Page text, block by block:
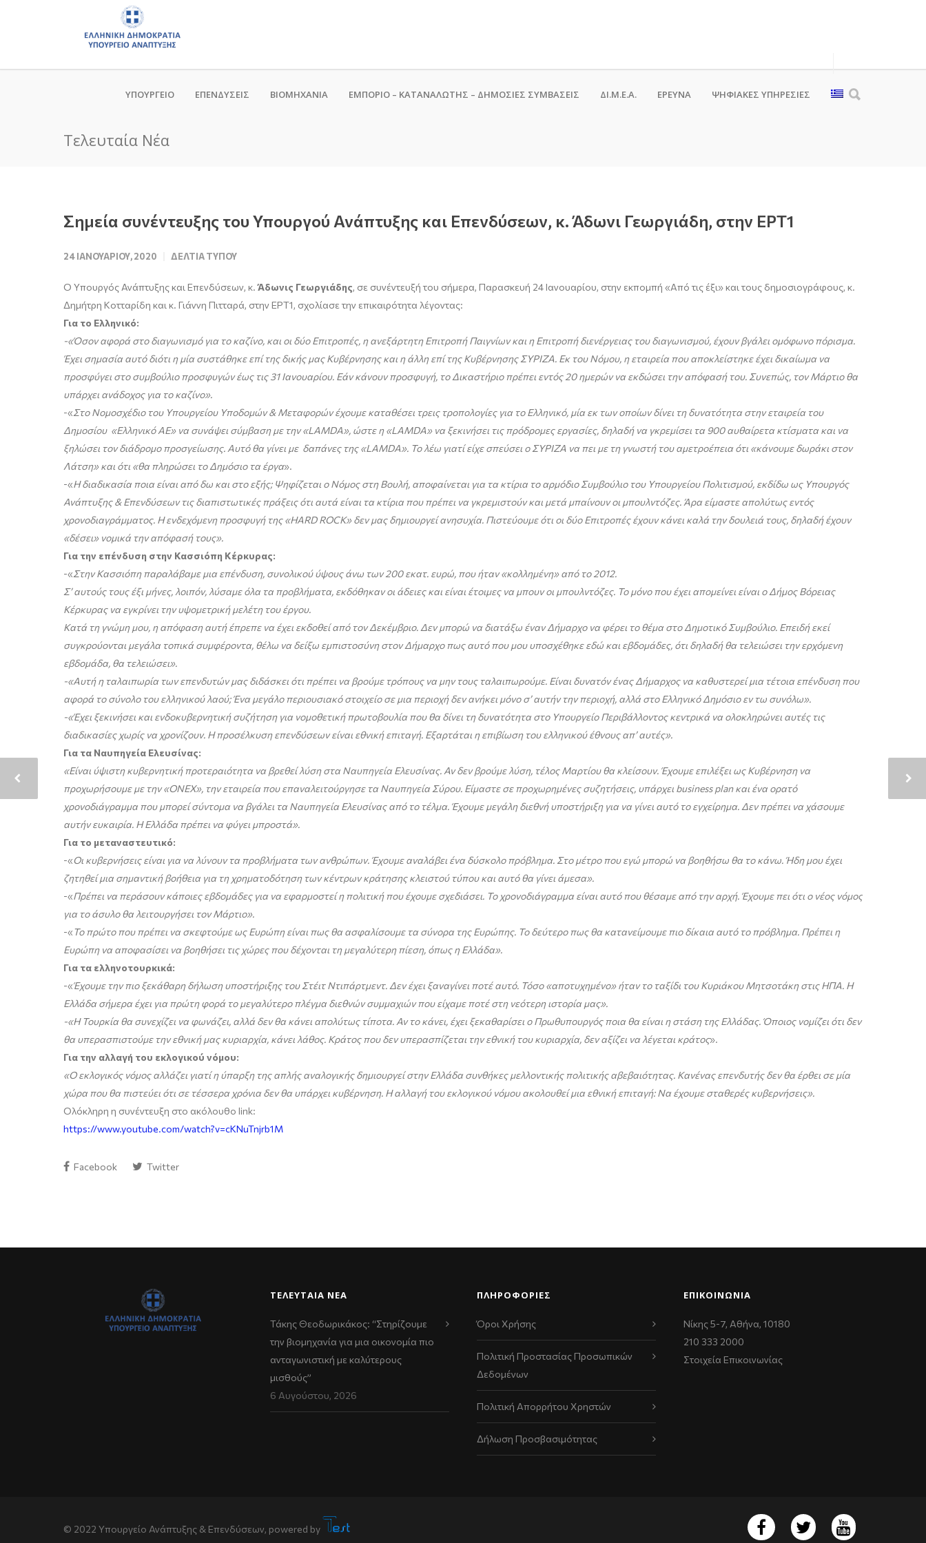
ΥΠΟΥΡΓΕΙΟ ΕΠΕΝΔΥΣΕΙΣ ΒΙΟΜΗΧΑΝΙΑ ΕΜΠΟΡΙΟ – ΚΑΤΑΝΑΛΩΤΗΣ – ΔΗΜΟΣΙΕΣ ΣΥΜΒΑΣΕΙΣ ΔΙ.Μ.Ε.Α. ΕΡΕΥΝΑ ΨΗΦΙΑΚΈΣ ΥΠΗΡΕΣΊΕΣ
Τελευταία Νέα
Σημεία συνέντευξης του Υπουργού Ανάπτυξης και Επενδύσεων, κ. Άδωνι Γεωργιάδη, στην ΕΡΤ1
24 ΙΑΝΟΥΑΡΊΟΥ, 2020 ΔΕΛΤΊΑ ΤΎΠΟΥ
Ο Υπουργός Ανάπτυξης και Επενδύσεων, κ.Άδωνις Γεωργιάδης, σε συνέντευξή του σήμερα, Παρασκευή 24 Ιανουαρίου, στην εκπομπή «Από τις έξι» και τους δημοσιογράφους, κ.
Δημήτρη Κοτταρίδη και κ. Γιάννη Πιτταρά, στην ΕΡΤ1, σχολίασε την επικαιρότητα λέγοντας:
Για το Ελληνικό:
-«Όσον αφορά στο διαγωνισμό για το καζίνο, και οι δύο Επιτροπές, η ανεξάρτητη Επιτροπή Παιγνίων και η Επιτροπή διενέργειας του διαγωνισμού, έχουν βγάλει ομόφωνο πόρισμα.
Έχει σημασία αυτό διότι η μία συστάθηκε επί της δικής μας Κυβέρνησης και η άλλη επί της Κυβέρνησης ΣΥΡΙΖΑ. Εκ του Νόμου, η εταιρεία που αποκλείστηκε έχει δικαίωμα να
προσφύγει στο συμβούλιο προσφυγών έως τις 31 Ιανουαρίου. Εάν κάνουν προσφυγή, το Δικαστήριο πρέπει εντός 20 ημερών να εκδώσει την απόφασή του. Συνεπώς, τον Μάρτιο θα
υπάρχει ανάδοχος για το καζίνο».
-«Στο Νομοσχέδιο του Υπουργείου Υποδομών & Μεταφορών έχουμε καταθέσει τρεις τροπολογίες για το Ελληνικό, μία εκ των οποίων δίνει τη δυνατότητα στην εταιρεία του
Δημοσίου «Ελληνικό ΑΕ» να συνάψει σύμβαση με την «LAMDA», ώστε η «LAMDA» να ξεκινήσει τις πρόδρομες εργασίες, δηλαδή να γκρεμίσει τα 900 αυθαίρετα κτίσματα και να
ξηλώσει τον διάδρομο προσγείωσης. Αυτό θα γίνει με δαπάνες της «LAMDA». Το λέω γιατί είχε σπεύσει ο ΣΥΡΙΖΑ να πει με τη γνωστή του αμετροέπεια ότι «κάνουμε δωράκι στον
Λάτση» και ότι «θα πληρώσει το Δημόσιο τα έργα».
-«Η διαδικασία ποια είναι από δω και στο εξής; Ψηφίζεται ο Νόμος στη Βουλή, αποφαίνεται για τα κτίρια το αρμόδιο Συμβούλιο του Υπουργείου Πολιτισμού, εκδίδω ως Υπουργός
Ανάπτυξης & Επενδύσεων τις διαπιστωτικές πράξεις ότι αυτά είναι τα κτίρια που πρέπει να γκρεμιστούν και μετά μπαίνουν οι μπουλντόζες. Άρα είμαστε απολύτως εντός
χρονοδιαγράμματος. Η ενδεχόμενη προσφυγή της «HARD ROCK» δεν μας δημιουργεί ανησυχία. Πιστεύουμε ότι οι δύο Επιτροπές έχουν κάνει καλά την δουλειά τους, δηλαδή έχουν
«δέσει» νομικά την απόφασή τους».
Για την επένδυση στην Κασσιόπη Κέρκυρας:
-«Στην Κασσιόπη παραλάβαμε μια επένδυση, συνολικού ύψους άνω των 200 εκατ. ευρώ, που ήταν «κολλημένη» από το 2012.
Σ’ αυτούς τους έξι μήνες, λοιπόν, λύσαμε όλα τα προβλήματα, εκδόθηκαν οι άδειες και είναι έτοιμες να μπουν οι μπουλντόζες. Το μόνο που έχει απομείνει είναι ο Δήμος Βόρειας
Κέρκυρας να εγκρίνει την υψομετρική μελέτη του έργου.
Κατά τη γνώμη μου, η απόφαση αυτή έπρεπε να έχει εκδοθεί από τον Δεκέμβριο. Δεν μπορώ να διατάξω έναν Δήμαρχο να φέρει το θέμα στο Δημοτικό Συμβούλιο. Επειδή εκεί
συγκρούονται μεγάλα τοπικά συμφέροντα, θέλω να δείξω εμπιστοσύνη στον Δήμαρχο πως αυτό που μου υποσχέθηκε εδώ και εβδομάδες, ότι δηλαδή θα τελειώσει την ερχόμενη
εβδομάδα, θα τελειώσει».
-«Αυτή η ταλαιπωρία των επενδυτών μας διδάσκει ότι πρέπει να βρούμε τρόπους να μην τους ταλαιπωρούμε. Είναι δυνατόν ένας Δήμαρχος να καθυστερεί μια τέτοια επένδυση που
αφορά το σύνολο του ελληνικού λαού; Ένα μεγάλο περιουσιακό στοιχείο σε μια περιοχή δεν ανήκει μόνο σ’ αυτήν την περιοχή, αλλά στο Ελληνικό Δημόσιο εν τω συνόλω».
-«Έχει ξεκινήσει και ενδοκυβερνητική συζήτηση για νομοθετική πρωτοβουλία που θα δίνει τη δυνατότητα στο Υπουργείο Περιβάλλοντος κεντρικά να ολοκληρώνει αυτές τις
διαδικασίες χωρίς να χρονίζουν. Η προσέλκυση επενδύσεων είναι εθνική επιταγή. Εξαρτάται η επιβίωση του ελληνικού έθνους απ’ αυτές».
Για τα Ναυπηγεία Ελευσίνας:
«Είναι ύψιστη κυβερνητική προτεραιότητα να βρεθεί λύση στα Ναυπηγεία Ελευσίνας. Αν δεν βρούμε λύση, τέλος Μαρτίου θα κλείσουν. Έχουμε επιλέξει ως Κυβέρνηση να
προχωρήσουμε με την «ΟΝΕΧ», την εταιρεία που επαναλειτούργησε τα Ναυπηγεία Σύρου. Είμαστε σε προχωρημένες συζητήσεις, υπάρχει business plan και ένα ορατό
χρονοδιάγραμμα που μπορεί σύντομα να βγάλει τα Ναυπηγεία Ελευσίνας από το τέλμα. Έχουμε μεγάλη διεθνή υποστήριξη για να γίνει αυτό το εγχείρημα. Δεν πρέπει να χάσουμε
αυτήν ευκαιρία. Η Ελλάδα πρέπει να φύγει μπροστά».
Για το μεταναστευτικό:
-«Οι κυβερνήσεις είναι για να λύνουν τα προβλήματα των ανθρώπων. Έχουμε αναλάβει ένα δύσκολο πρόβλημα. Στο μέτρο που εγώ μπορώ να βοηθήσω θα το κάνω. Ήδη μου έχει
ζητηθεί μια σημαντική βοήθεια για τη χρηματοδότηση των κέντρων κράτησης κλειστού τύπου και αυτό θα γίνει άμεσα».
-«Πρέπει να περάσουν κάποιες εβδομάδες για να εφαρμοστεί η πολιτική που έχουμε σχεδιάσει. Το χρονοδιάγραμμα είναι αυτό που θέσαμε από την αρχή. Έχουμε πει ότι ο νέος νόμος
για το άσυλο θα λειτουργήσει τον Μάρτιο».
-«Το πρώτο που πρέπει να σκεφτούμε ως Ευρώπη είναι πως θα ασφαλίσουμε τα σύνορα της Ευρώπης. Το δεύτερο πως θα κατανείμουμε πιο δίκαια αυτό το πρόβλημα. Πρέπει η
Ευρώπη να αποφασίσει να βοηθήσει τις χώρες που δέχονται τη μεγαλύτερη πίεση, όπως η Ελλάδα».
Για τα ελληνοτουρκικά:
-«Έχουμε την πιο ξεκάθαρη δήλωση υποστήριξης του Στέιτ Ντιπάρτμεντ. Δεν έχει ξαναγίνει ποτέ αυτό. Τόσο «αποτυχημένο» ήταν το ταξίδι του Κυριάκου Μητσοτάκη στις ΗΠΑ. Η
Ελλάδα σήμερα έχει για πρώτη φορά το μεγαλύτερο πλέγμα διεθνών συμμαχιών που είχαμε ποτέ στη νεότερη ιστορία μας».
-«Η Τουρκία θα συνεχίζει να φωνάζει, αλλά δεν θα κάνει απολύτως τίποτα. Αν το κάνει, έχει ξεκαθαρίσει ο Πρωθυπουργός ποια θα είναι η στάση της Ελλάδας. Όποιος νομίζει ότι δεν
θα υπερασπιστούμε την εθνική μας κυριαρχία, κάνει λάθος. Κράτος που δεν υπερασπίζεται την εθνική του κυριαρχία, δεν αξίζει να λέγεται κράτος».
Για την αλλαγή του εκλογικού νόμου:
«Ο εκλογικός νόμος αλλάζει γιατί η ύπαρξη της απλής αναλογικής δημιουργεί στην Ελλάδα συνθήκες μελλοντικής πολιτικής αβεβαιότητας. Κανένας επενδυτής δεν θα έρθει σε μία
χώρα που θα πιστεύει ότι σε τέσσερα χρόνια δεν θα υπάρχει κυβέρνηση. Η αλλαγή του εκλογικού νόμου ακολουθεί μια εθνική επιταγή: Να έχουμε σταθερές κυβερνήσεις».
Ολόκληρη η συνέντευξη στο ακόλουθο link:
https://www.youtube.com/watch?v=cKNuTnjrb1M
Facebook Twitter
ΤΕΛΕΥΤΑΊΑ ΝΈΑ
Τάκης Θεοδωρικάκος: “Στηρίζουμε
την βιομηχανία για μια οικονομία πιο
ανταγωνιστική με καλύτερους
μισθούς”
6 Αυγούστου, 2026
ΠΛΗΡΟΦΟΡΙΕΣ
Όροι Χρήσης
Πολιτική Προστασίας Προσωπικών
Δεδομένων
Πολιτική Απορρήτου Χρηστών
Δήλωση Προσβασιμότητας
ΕΠΙΚΟΙΝΩΝΊΑ
Νίκης 5-7, Αθήνα, 10180
210 333 2000
Στοιχεία Επικοινωνίας
© 2022 Υπουργείο Ανάπτυξης & Επενδύσεων, powered by